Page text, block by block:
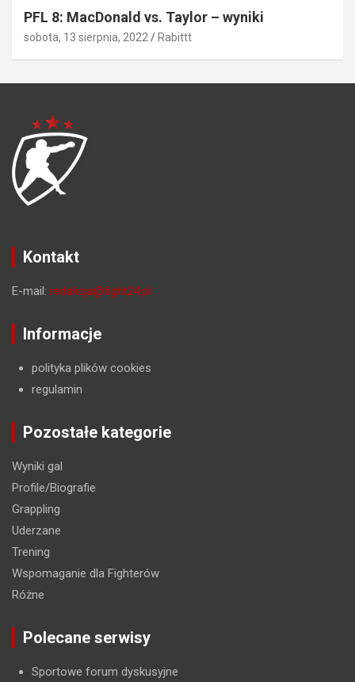
PFL 8: MacDonald vs. Taylor – wyniki
sobota, 13 sierpnia, 2022 Rabittt
Kontakt
E-mail: redakcja@fight24.pl
Informacje
polityka plików cookies
regulamin
Pozostałe kategorie
Wyniki gal
Profile/Biografie
Grappling
Uderzane
Trening
Wspomaganie dla Fighterów
Różne
Polecane serwisy
Sportowe forum dyskusyjne